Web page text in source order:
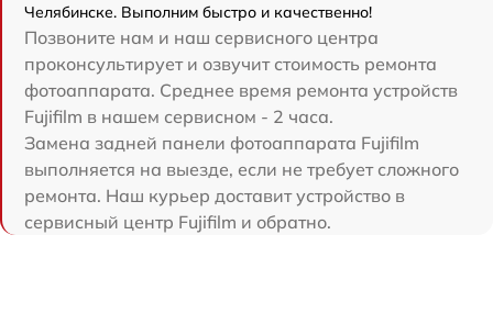
Челябинске. Выполним быстро и качественно!
Позвоните нам и наш сервисного центра
проконсультирует и озвучит стоимость ремонта
фотоаппарата. Среднее время ремонта устройств
Fujifilm в нашем сервисном - 2 часа.
Замена задней панели фотоаппарата Fujifilm
выполняется на выезде, если не требует сложного
ремонта. Наш курьер доставит устройство в
сервисный центр Fujifilm и обратно.